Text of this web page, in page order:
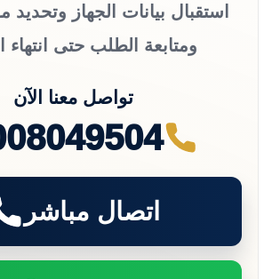
استقبال بيانات الجهاز وتحديد
ومتابعة الطلب حتى انتهاء
تواصل معنا الآن
اتصال مباشر